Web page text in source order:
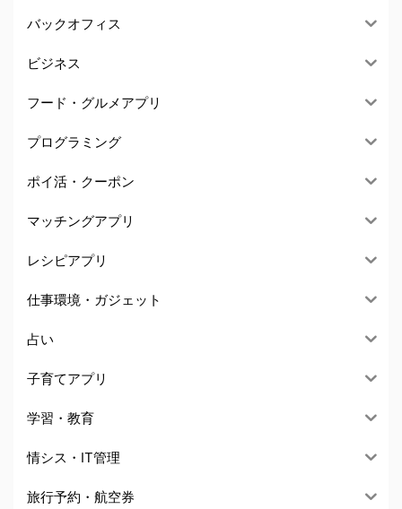
バックオフィス
ビジネス
フード・グルメアプリ
プログラミング
ポイ活・クーポン
マッチングアプリ
レシピアプリ
仕事環境・ガジェット
占い
子育てアプリ
学習・教育
情シス・IT管理
旅行予約・航空券